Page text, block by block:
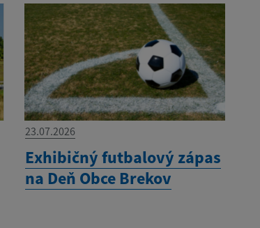
23.07.2026
Exhibičný futbalový zápas
na Deň Obce Brekov